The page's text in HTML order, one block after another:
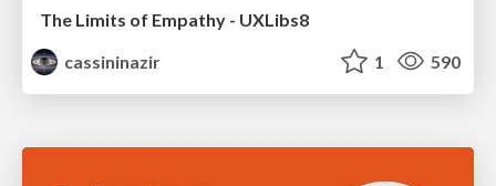
The Limits of Empathy - UXLibs8
cassininazir
1 590